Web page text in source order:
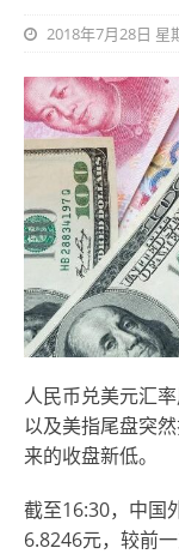
2018年7月28日 星
人民币兑美元汇
以及美指尾盘突
来的收盘新低。
截至16:30，中国
6.8246元，较前